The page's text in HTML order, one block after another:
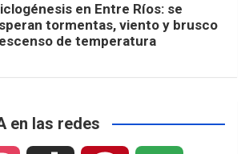
en Entre Ríos: se
tormentas, viento y brusco
de temperatura
en las redes